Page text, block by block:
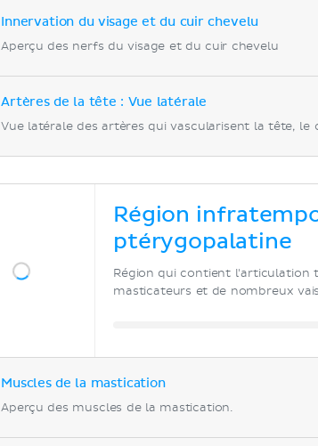
Innervation du visage et du cuir chevelu
Aperçu des nerfs du visage et du cuir chevelu
Artères de la tête : Vue latérale
Vue latérale des artères qui vascularisent la tête, le
Région
ptérygopalatine
Région qui contient l'articulation
masticateurs et de nombreux
Muscles de la mastication
Aperçu des muscles de la mastication.